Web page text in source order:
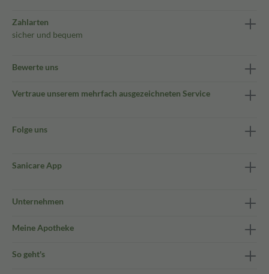
Zahlarten
sicher und bequem
Bewerte uns
Vertraue unserem mehrfach ausgezeichneten Service
Folge uns
Sanicare App
Unternehmen
Meine Apotheke
So geht's